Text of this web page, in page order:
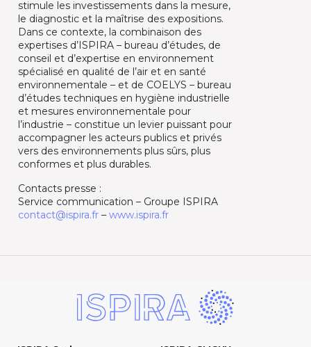
stimule les investissements dans la mesure,
le diagnostic et la maîtrise des expositions.
Dans ce contexte, la combinaison des
expertises d’ISPIRA – bureau d’études, de
conseil et d’expertise en environnement
spécialisé en qualité de l’air et en santé
environnementale – et de COELYS – bureau
d’études techniques en hygiène industrielle
et mesures environnementale pour
l’industrie – constitue un levier puissant pour
accompagner les acteurs publics et privés
vers des environnements plus sûrs, plus
conformes et plus durables.​
Contacts presse :
Service communication – Groupe ISPIRA
contact@ispira.fr – www.ispira.fr